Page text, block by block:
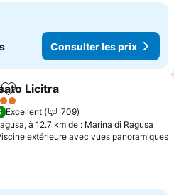
Consulter les prix
Ajouter à mes favoris
Licitra
Excellent
709
à 12.7 km de : Marina di Ragusa
extérieure avec vues panoramiques